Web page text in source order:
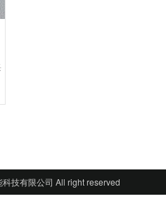
技有限公司 All right reserved